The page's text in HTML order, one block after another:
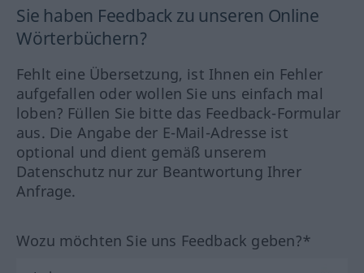
Sie haben Feedback zu unseren Online
Wörterbüchern?
Fehlt eine Übersetzung, ist Ihnen ein Fehler
aufgefallen oder wollen Sie uns einfach mal
loben? Füllen Sie bitte das Feedback-Formular
aus. Die Angabe der E-Mail-Adresse ist
optional und dient gemäß unserem
Datenschutz nur zur Beantwortung Ihrer
Anfrage.
Wozu möchten Sie uns Feedback geben?*